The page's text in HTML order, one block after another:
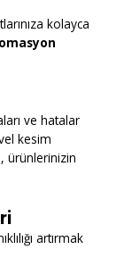
kolayca
ve hatalar
kesim
ürünlerinizin
artırmak